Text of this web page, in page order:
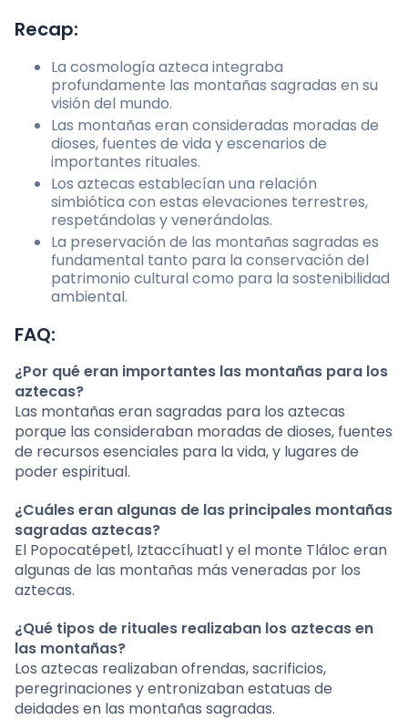
Recap:
La cosmología azteca integraba
profundamente las montañas sagradas en su
visión del mundo.
Las montañas eran consideradas moradas de
dioses, fuentes de vida y escenarios de
importantes rituales.
Los aztecas establecían una relación
simbiótica con estas elevaciones terrestres,
respetándolas y venerándolas.
La preservación de las montañas sagradas es
fundamental tanto para la conservación del
patrimonio cultural como para la sostenibilidad
ambiental.
FAQ:
¿Por qué eran importantes las montañas para los
aztecas?
Las montañas eran sagradas para los aztecas
porque las consideraban moradas de dioses, fuentes
de recursos esenciales para la vida, y lugares de
poder espiritual.
¿Cuáles eran algunas de las principales montañas
sagradas aztecas?
El Popocatépetl, Iztaccíhuatl y el monte Tláloc eran
algunas de las montañas más veneradas por los
aztecas.
¿Qué tipos de rituales realizaban los aztecas en
las montañas?
Los aztecas realizaban ofrendas, sacrificios,
peregrinaciones y entronizaban estatuas de
deidades en las montañas sagradas.